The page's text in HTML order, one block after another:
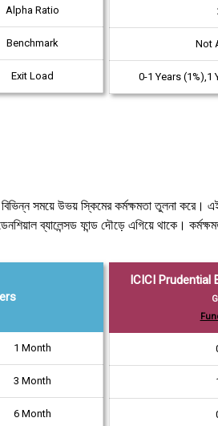
Alpha Ratio
Benchmark
Exit Load
Not
0-1 Years (1%),1
সময়ে উভয় স্কিমের কর্মক্ষমতা তুলনা করে।
ব্যালেন্সড ফান্ড দৌড়ে এগিয়ে থাকে। কর্মক্ষমতা
1 Month
3 Month
6 Month
ICICI Prudential